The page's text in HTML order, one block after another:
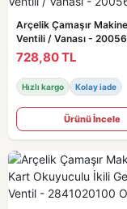
Arçelik Çamaşır
Ventili / Vanası -
728,80 TL
Hızlı kargo Kolay iade
Ürünü İncele